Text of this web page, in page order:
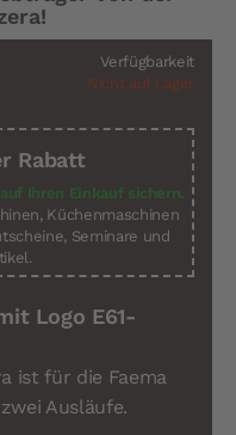
Verfügbarkeit
Nicht auf Lager
Rabatt
Ihren Einkauf sichern.
Küchenmaschinen
Seminare und
Logo E61-
ist für die Faema
Ausläufe.